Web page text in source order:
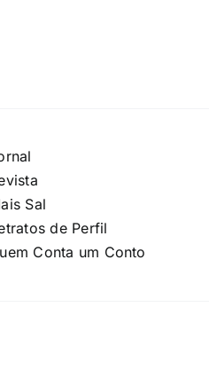
Sal
de Perfil
Conta um Conto